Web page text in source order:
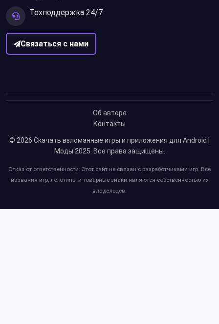
Техподдержка 24/7
Связаться с нами
Об авторе
Контакты
© 2026 Скачать взломанные игры и приложения для Android |
Моды 2025. Все права защищены.
Отказ от ответственности: Этот сайт не связан с разработчиками игр. Все
названия игр, логотипы и товарные знаки являются собственностью их
владельцев.